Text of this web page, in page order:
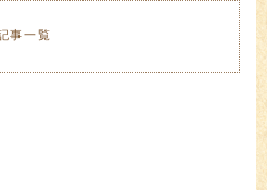
事一覧